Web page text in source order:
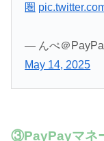
圏
— んぺ＠
May 14, 2025
③PayPayマネ